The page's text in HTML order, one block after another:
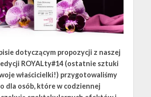
dotyczącym propozycji z naszej
ROYALty#14 (ostatnie sztuki
właścicielki!) przygotowaliśmy
dla osób, które w codziennej